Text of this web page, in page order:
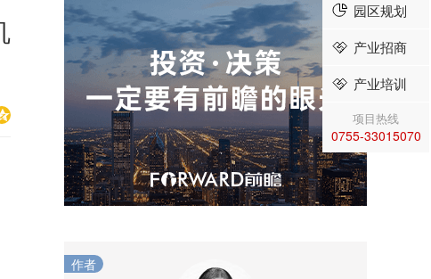
作者
园区规划
产业招商
产业培训
项目热线
0755-33015070